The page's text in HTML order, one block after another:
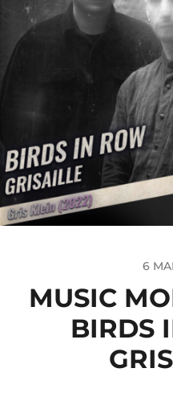
6
MUSIC
BIRDS